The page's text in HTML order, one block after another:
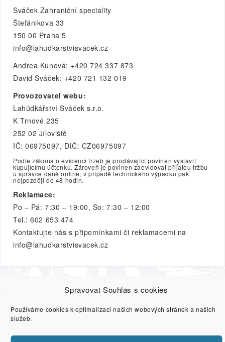
Spravovat Souhlas s cookies
Používáme cookies k optimalizaci našich webových stránek a našich
služeb.
Sváček Zahraniční speciality
Štefánikova 33
150 00 Praha 5
info@lahudkarstvisvacek.cz
Andrea Kunová: +420 724 337 873
David Sváček: +420 721 132 019
Provozovatel webu:
Lahůdkářství Sváček s.r.o.
K Trnové 235
252 02 Jíloviště
IČ: 06975097, DIČ: CZ06975097
Podle zákona o evidenci tržeb je prodávající povinen vystavit
kupujícímu účtenku. Zároveň je povinen zaevidovat přijatou tržbu
u správce daně online; v případě technického výpadku pak
nejpozději do 48 hodin.
Reklamace:
Po – Pá: 7:30 – 19:00, So: 7:30 – 12:00
Tel.: 602 653 474
Kontaktujte nás s připomínkami či reklamacemi na
info@lahudkarstvisvacek.cz
POMAZÁNKY
HOTOVÁ JÍDLA DEZERTY
DÁRKOVÉ
Zásady ochrany osobních údajů
Kontakty